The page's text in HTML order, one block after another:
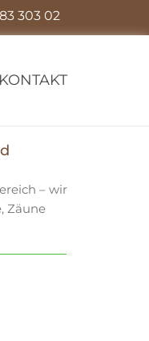
303 02
KONTAKT
– wir
Zäune